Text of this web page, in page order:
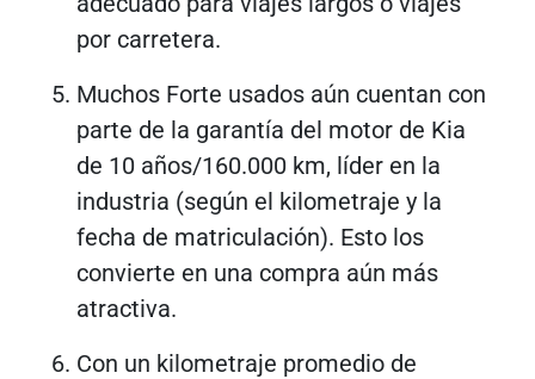
por carretera.
Muchos Forte usados ​​​​aún cuentan con
parte de la garantía del motor de Kia
de 10 años/160.000 km, líder en la
industria (según el kilometraje y la
fecha de matriculación). Esto los
convierte en una compra aún más
atractiva.
Con un kilometraje promedio de